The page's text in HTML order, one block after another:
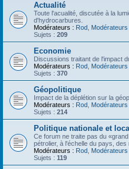
Actualité
Toute l'acualité, discutée à la
d'hydrocarbures.
Modérateurs : Rod Modérateurs
Sujets : 209
Economie
Discussions traitant de l'impact
Modérateurs : Rod Modérateurs
Sujets : 370
Géopolitique
Impact de la déplétion sur la
Modérateurs : Rod Modérateurs
Sujets : 214
Politique nationale et
Ce forum ne traite pas du
pétrolier, à l'échelle du pays, des
Modérateurs : Rod Modérateurs
Sujets : 119